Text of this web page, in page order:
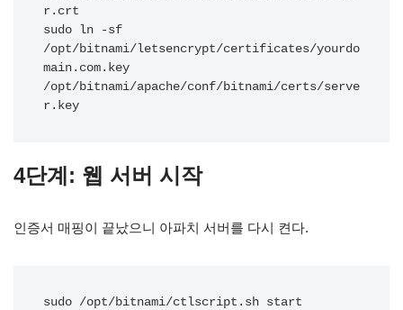
r.crt
sudo ln -sf
/opt/bitnami/letsencrypt/certificates/yourdo
main.com.key
/opt/bitnami/apache/conf/bitnami/certs/serve
r.key
4단계: 웹 서버 시작
인증서 매핑이 끝났으니 아파치 서버를 다시 켠다.
sudo /opt/bitnami/ctlscript.sh start